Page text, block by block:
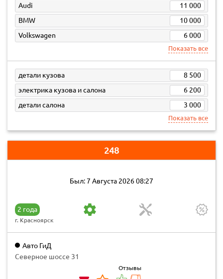
Audi
11 000
BMW
10 000
Volkswagen
6 000
Показать все
детали кузова
8 500
электрика кузова и салона
6 200
детали салона
3 000
Показать все
248
Был: 7 Августа 2026 08:27
2 года
г. Красноярск
Авто ГиД
Северное шоссе 31
Отзывы